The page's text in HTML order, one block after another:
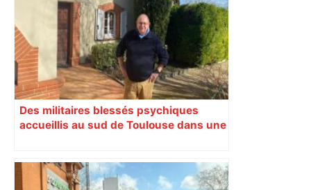
Des militaires blessés psychiques
accueillis au sud de Toulouse dans une